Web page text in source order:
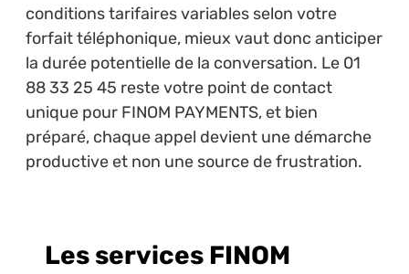
conditions tarifaires variables selon votre
forfait téléphonique, mieux vaut donc anticiper
la durée potentielle de la conversation. Le 01
88 33 25 45 reste votre point de contact
unique pour FINOM PAYMENTS, et bien
préparé, chaque appel devient une démarche
productive et non une source de frustration.
Les services FINOM